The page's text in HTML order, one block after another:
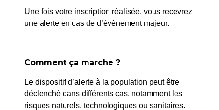
La Roque d’Anthéron
2 avenue de l’Europe Unie,
Une fois votre inscription réalisée, vous recevrez
une alerte en cas de d’évènement majeur.
Comment ça marche ?
Le dispositif d’alerte à la population peut être
déclenché dans différents cas, notamment les
risques naturels, technologiques ou sanitaires.